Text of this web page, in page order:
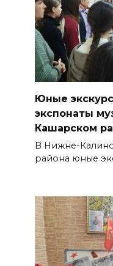
Юные
экспонаты
Кашарском
В Нижне-
района юные